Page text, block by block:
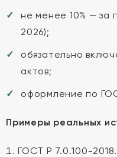
не менее 10% — за
2026);
обязательно
актов;
оформление по
Примеры реальных
ГОСТ Р 7.0.100-